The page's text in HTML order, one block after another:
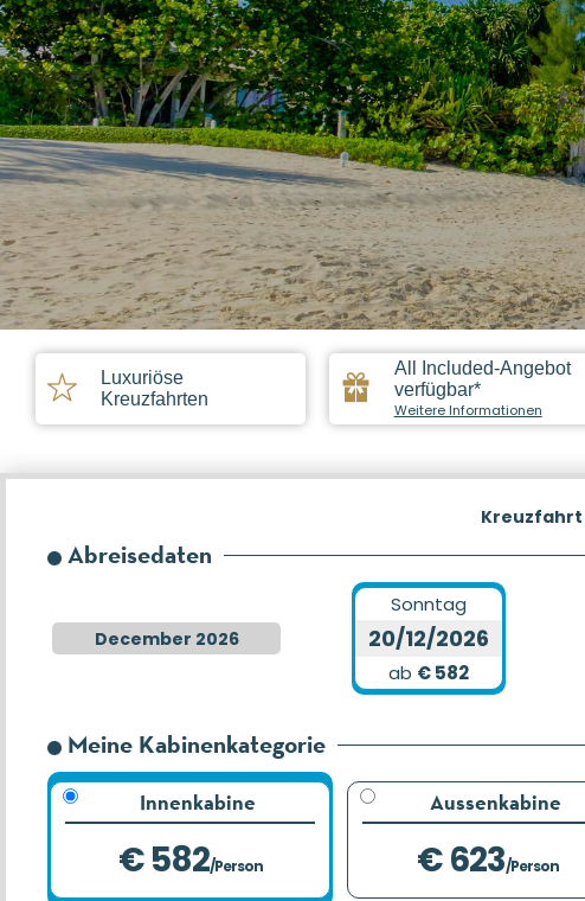
Luxuriöse
Kreuzfahrten
All Included-Angebot
verfügbar*
Weitere Informationen
Kreuzfahrt
Abreisedaten
December 2026
Sonntag
20/12/2026
ab € 582
Meine Kabinenkategorie
Innenkabine
€ 582/Person
Aussenkabine
€ 623/Person